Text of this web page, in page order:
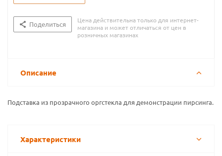
Поделиться
Цена действительна только для интернет-
магазина и может отличаться от цен в
розничных магазинах
Описание
Подставка из прозрачного оргстекла для демонстрации пирсинга.
Характеристики